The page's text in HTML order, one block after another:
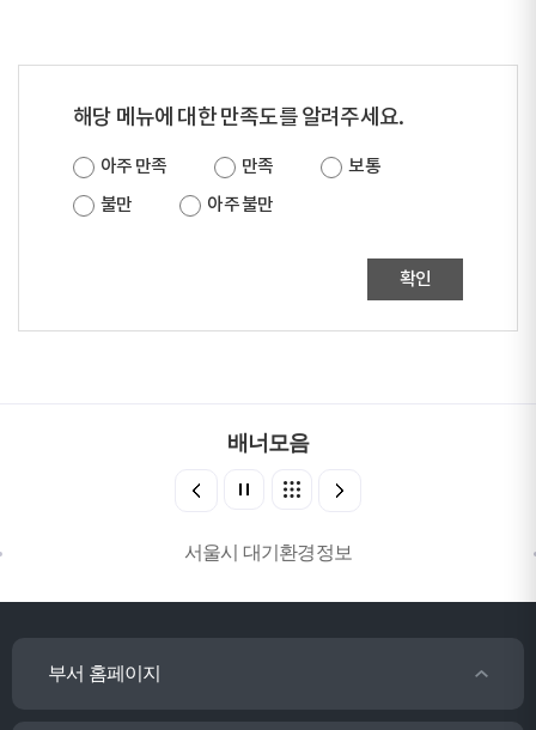
해당 메뉴에 대한 만족도를 알려주세요.
아주 만족 만족
보통
불만
아주 불만
확인
배너모음
서울시 대기환경정보
부서 홈페이지